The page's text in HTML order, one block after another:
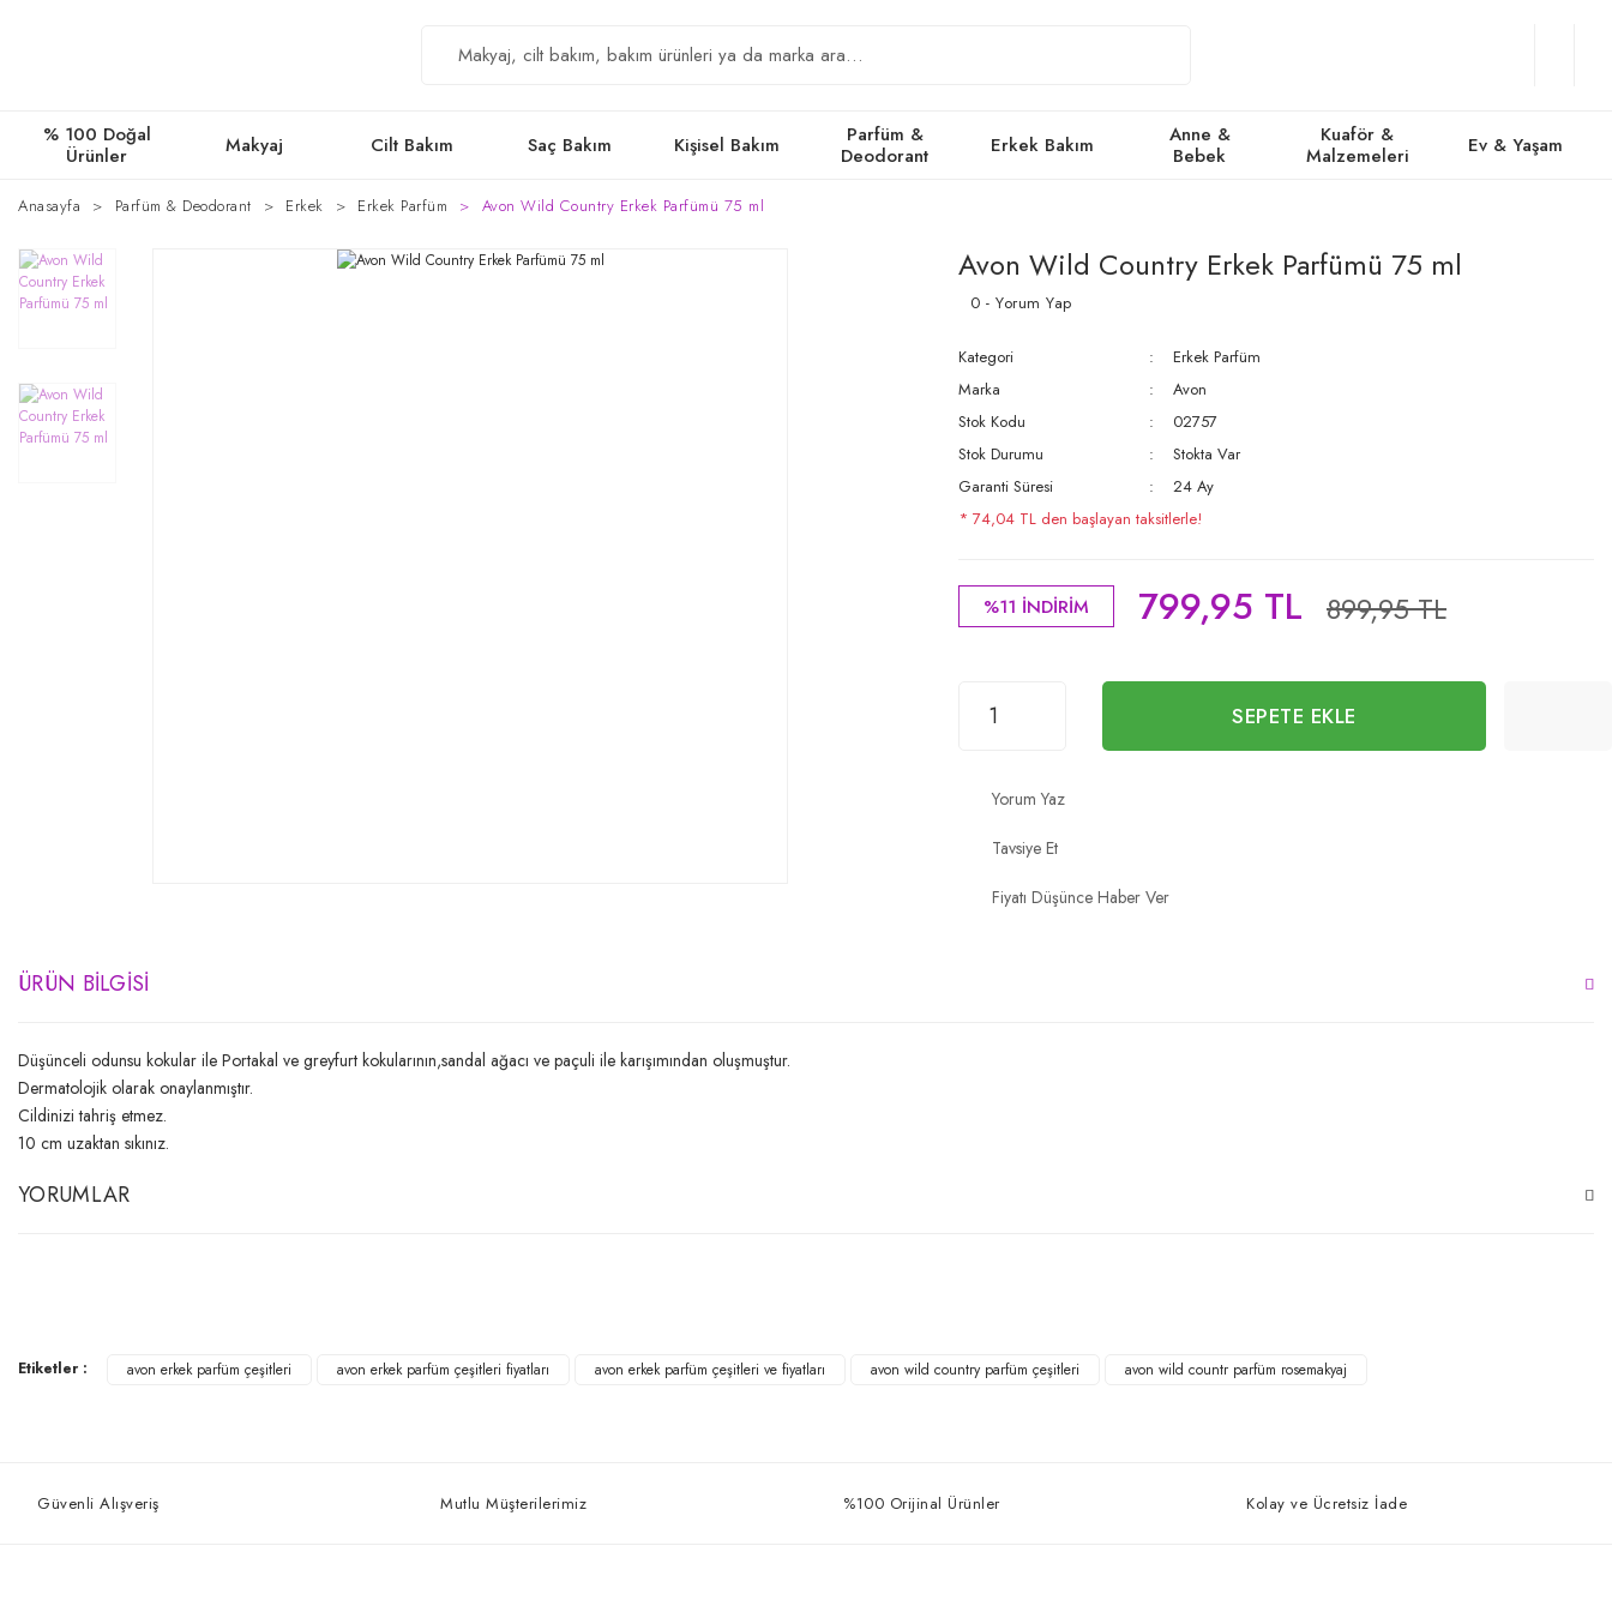
% 100 Doğal
Ürünler
Makyaj Cilt Bakım Saç Bakım Kişisel Bakım
Parfüm &
Deodorant
Erkek Bakım
Anne &
Bebek
Kuaför &
Malzemeleri
Ev & Yaşam
Anasayfa Parfüm & Deodorant Erkek Erkek Parfüm Avon Wild Country Erkek Parfümü 75 ml
Avon Wild Country Erkek Parfümü 75 ml
0 - Yorum Yap
Kategori
Erkek Parfüm
Marka
Avon
Stok Kodu
02757
Stok Durumu
Stokta Var
Garanti Süresi
24 Ay
* 74,04 TL den başlayan taksitlerle!
%11 İNDİRİM 799,95 TL 899,95 TL
SEPETE EKLE
Yorum Yaz
Tavsiye Et
Fiyatı Düşünce Haber Ver
ÜRÜN BILGISI
Düşünceli odunsu kokular ile Portakal ve greyfurt kokularının,sandal ağacı ve paçuli ile karışımından oluşmuştur.
Dermatolojik olarak onaylanmıştır.
Cildinizi tahriş etmez.
10 cm uzaktan sıkınız.
YORUMLAR
Yorum Yaz
Etiketler : avon erkek parfüm çeşitleri avon erkek parfüm çeşitleri fiyatları avon erkek parfüm çeşitleri ve fiyatları avon wild country parfüm çeşitleri avon wild countr parfüm rosemakyaj
Güvenli Alışveriş Mutlu Müşterilerimiz %100 Orijinal Ürünler Kolay ve Ücretsiz İade